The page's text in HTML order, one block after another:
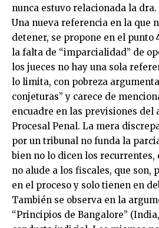
nunca estuvo relacionada la dra.
Una nueva referencia en la que
detener, se propone en el punto
la falta de “imparcialidad” de
los jueces no hay una sola
lo limita, con pobreza
conjeturas” y carece de
encuadre en las previsiones del
Procesal Penal. La mera
por un tribunal no funda la
bien no lo dicen los
no alude a los fiscales, que son,
en el proceso y solo tienen en
También se observa en la
“Principios de Bangalore”